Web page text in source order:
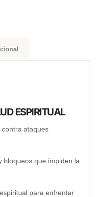
ESPIRITUAL
ataques
bloqueos que impiden la
para enfrentar